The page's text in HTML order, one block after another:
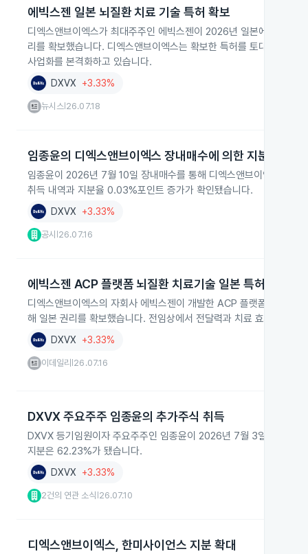
에빅스젠 일본 뇌질환 치료 기술 특허 확보
디엑스앤브이엑스가 최대주주인 에빅스젠이 2026년 일본에서 뇌질
리를 확보했습니다. 디엑스앤브이엑스는 확보한 특허를 토대로 기술
사업화를 본격화하고 있습니다.
DXVX +3.33%
뉴시스 26.07.18
임종윤의 디엑스앤브이엑스 장내매수에 의한 지분확대
임종윤이 2026년 7월 10일 장내매수를 통해 디엑스앤브이엑스 보
취득 내역과 지분율 0.03%포인트 증가가 확인됐습니다.
DXVX +3.33%
공시 26.07.16
에빅스젠 ACP 플랫폼 뇌질환 치료기술 일본 특허 등록
디엑스앤브이엑스의 자회사 에빅스젠이 개발한 ACP 플랫폼 기반 뇌
해 일본 권리를 확보했습니다. 전임상에서 전달력과 치료 효과를 입
DXVX +3.33%
이데일리 26.07.16
DXVX 주요주주 임종윤의 추가주식 취득
DXVX 등기임원이자 주요주주인 임종윤이 2026년 7월 3일부터 9
지분은 62.23%가 됐습니다.
DXVX +3.33%
2건의 연관 소식 26.07.10
디엑스앤브이엑스, 한미사이언스 지분 확대